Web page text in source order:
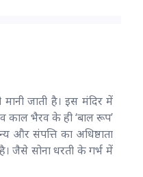
जाती है। इस मंदिर में
भैरव के ही ‘बाल रूप’
और संपत्ति का अधिष्ठाता
जैसे सोना धरती के गर्भ में